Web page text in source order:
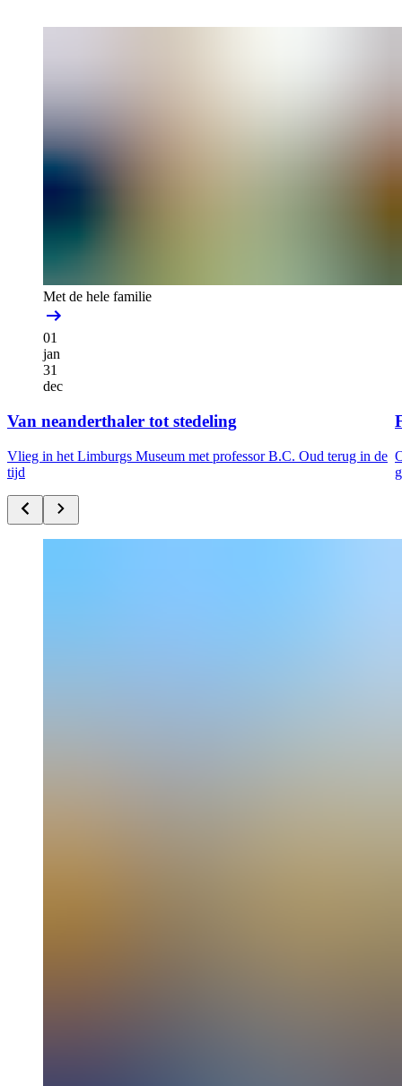
Met de hele familie
01
jan
31
dec
Van neanderthaler tot stedeling
Vlieg in het Limburgs Museum met professor B.C. Oud terug in de
tijd